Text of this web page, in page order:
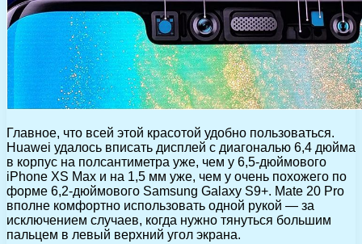
Главное, что всей этой красотой удобно пользоваться.
Huawei удалось вписать дисплей с диагональю 6,4 дюйма
в корпус на полсантиметра уже, чем у 6,5-дюймового
iPhone XS Max и на 1,5 мм уже, чем у очень похожего по
форме 6,2-дюймового Samsung Galaxy S9+. Mate 20 Pro
вполне комфортно использовать одной рукой — за
исключением случаев, когда нужно тянуться большим
пальцем в левый верхний угол экрана.